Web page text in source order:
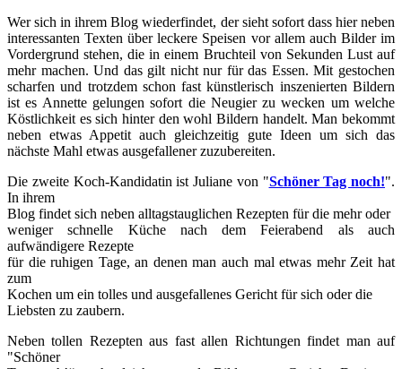
Wer sich in ihrem Blog wiederfindet, der sieht sofort dass hier neben
interessanten Texten über leckere Speisen vor allem auch Bilder im
Vordergrund stehen, die in einem Bruchteil von Sekunden Lust auf
mehr machen. Und das gilt nicht nur für das Essen. Mit gestochen
scharfen und trotzdem schon fast künstlerisch inszenierten Bildern
ist es Annette gelungen sofort die Neugier zu wecken um welche
Köstlichkeit es sich hinter den wohl Bildern handelt. Man bekommt
neben etwas Appetit auch gleichzeitig gute Ideen um sich das
nächste Mahl etwas ausgefallener zuzubereiten.
Die zweite Koch-Kandidatin ist Juliane von "Schöner Tag noch!".
In ihrem
Blog findet sich neben alltagstauglichen Rezepten für die mehr oder
weniger schnelle Küche nach dem Feierabend als auch
aufwändigere Rezepte
für die ruhigen Tage, an denen man auch mal etwas mehr Zeit hat
zum
Kochen um ein tolles und ausgefallenes Gericht für sich oder die
Liebsten zu zaubern.
Neben tollen Rezepten aus fast allen Richtungen findet man auf
"Schöner